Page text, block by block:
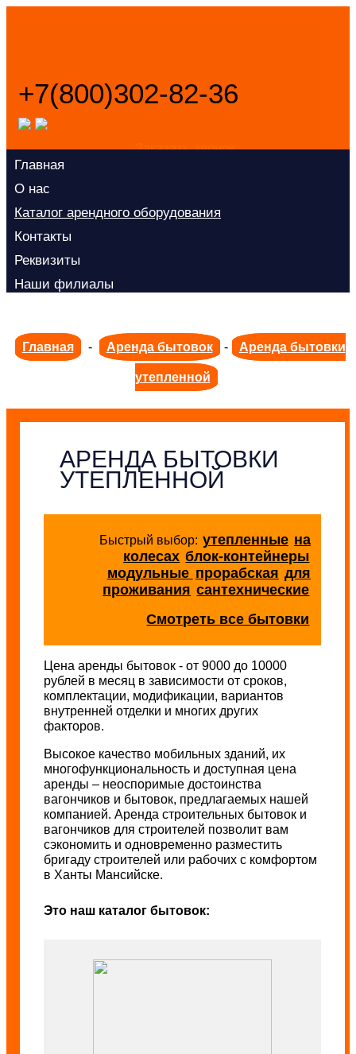
+7(800)302-82-36
Заказать звонок
Главная
О нас
Каталог арендного оборудования
Контакты
Реквизиты
Наши филиалы
Главная - Аренда бытовок - Аренда бытовки
утепленной
АРЕНДА БЫТОВКИ
УТЕПЛЕННОЙ
Быстрый выбор: утепленные на
колесах блок-контейнеры
модульные прорабская для
проживания сантехнические
Смотреть все бытовки
Цена аренды бытовок - от 9000 до 10000
рублей в месяц в зависимости от сроков,
комплектации, модификации, вариантов
внутренней отделки и многих других
факторов.
Высокое качество мобильных зданий, их
многофункциональность и доступная цена
аренды – неоспоримые достоинства
вагончиков и бытовок, предлагаемых нашей
компанией. Аренда строительных бытовок и
вагончиков для строителей позволит вам
сэкономить и одновременно разместить
бригаду строителей или рабочих с комфортом
в Ханты Мансийске.
Это наш каталог бытовок: